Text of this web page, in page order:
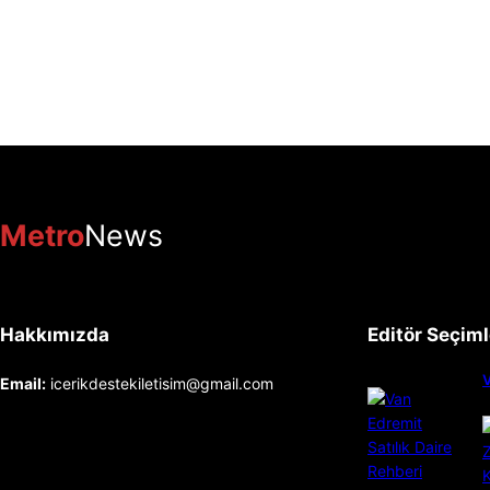
MetroNews
Hakkımızda
Email: icerikdestekiletisim@gmail.com
Editör